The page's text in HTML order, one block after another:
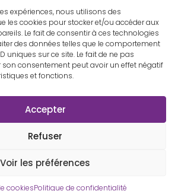
expériences, nous utilisons des
les cookies pour stocker et/ou accéder aux
Le fait de consentir à ces technologies
des données telles que le comportement
uniques sur ce site. Le fait de ne pas
son consentement peut avoir un effet négatif
et fonctions.
Accepter
Refuser
Voir les préférences
cookiesPolitique de confidentialité
(UE)